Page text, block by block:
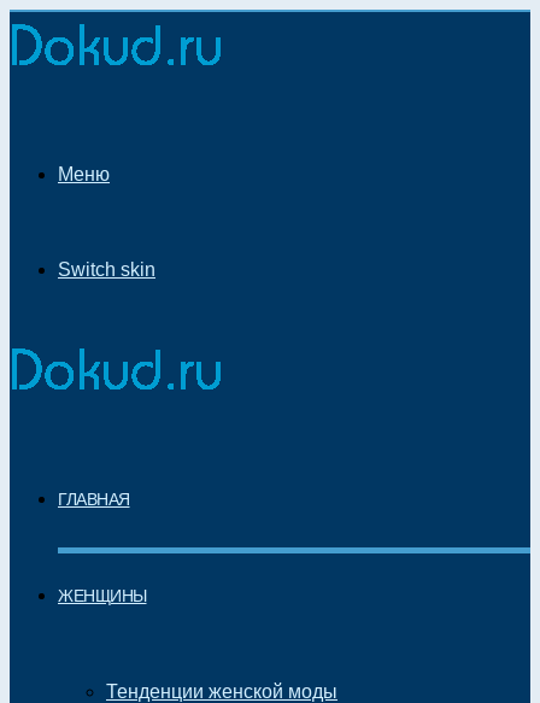
Меню
Switch skin
ГЛАВНАЯ
ЖЕНЩИНЫ
Тенденции женской моды